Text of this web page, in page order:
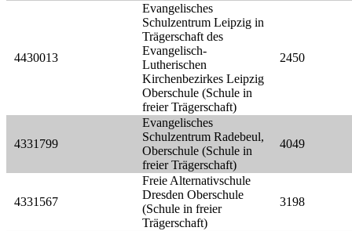
4430013
Evangelisches
Schulzentrum Leipzig in
Trägerschaft des
Evangelisch-
Lutherischen
Kirchenbezirkes Leipzig
Oberschule (Schule in
freier Trägerschaft)
2450
4331799
Evangelisches
Schulzentrum Radebeul,
Oberschule (Schule in
freier Trägerschaft)
4049
4331567
Freie Alternativschule
Dresden Oberschule
(Schule in freier
Trägerschaft)
3198